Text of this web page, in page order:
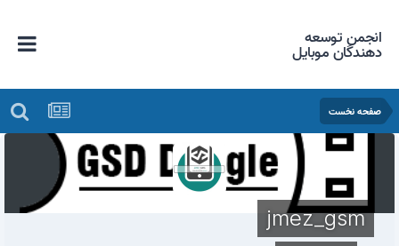
انجمن توسعه
دهندگان موبایل
صفحه نخست
jmez_gsm